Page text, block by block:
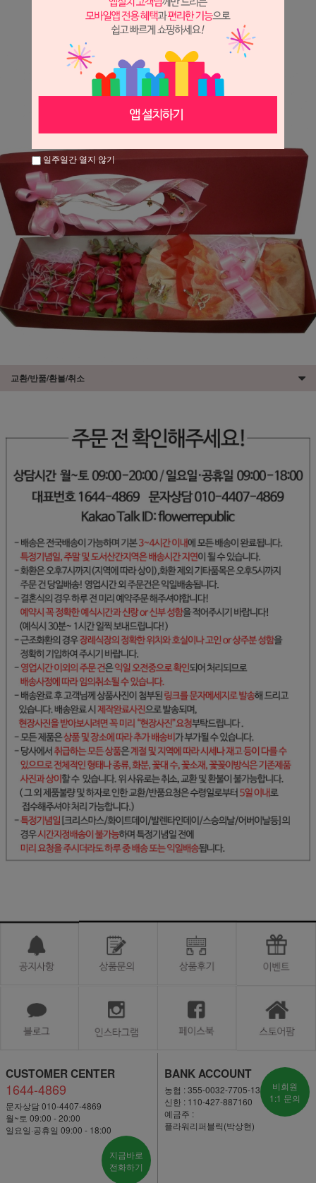
※ 필독해주세요 ※
장미는 시세 변동에 따라 가격이 달라질 수 있으니
교환/반품/환불/취소
CUSTOMER CENTER
1644-4869
문자상담 010-4407-4869
월~토 09:00 - 20:00
일요일·공휴일 09:00 - 18:00
지금바로
전화하기
BANK ACCOUNT
농협 : 355-0032-7705-13
신한 : 110-427-887160
예금주 :
플라워리퍼블릭(박상현)
비회원
1:1 문의
일주일간 열지 않기